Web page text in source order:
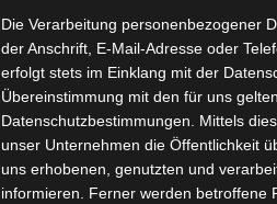
Die Verarbeitung personenbezogener
der Anschrift, E-Mail-Adresse oder
erfolgt stets im Einklang mit der
Übereinstimmung mit den für uns
Datenschutzbestimmungen. Mittels
unser Unternehmen die Öffentlichkeit
uns erhobenen, genutzten und
informieren. Ferner werden betroffene